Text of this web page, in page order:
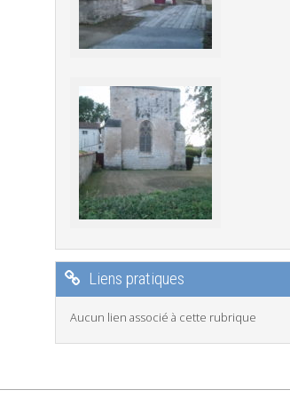
Liens pratiques
Aucun lien associé à cette rubrique